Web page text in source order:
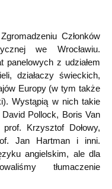
Członków
we Wrocławiu.
panelowych z udziałem
działaczy świeckich,
Europy (w tym także
Wystąpią w nich takie
Pollock, Boris Van
Krzysztof Dołowy,
Jan Hartman i inni.
angielskim, ale dla
tłumaczenie